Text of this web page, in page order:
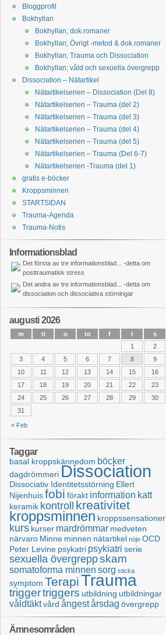
Bloggprofil
Bokhyllan
Bokhyllan; dok.romaner
Bokhyllan; Övrigt -metod & dok.romaner
Bokhyllan; Trauma och Dissociation
Bokhyllan; våld och sexuella övergrepp
Dissociation – Nätartikel
Nätartikelserien – Dissociation (Del 8)
Nätartikelserien – Trauma (del 2)
Nätartikelserien – Trauma (del 3)
Nätartikelserien – Trauma (del 4)
Nätartikelserien – Trauma (del 5)
Nätartikelserien – Trauma (Del 6-7)
Nätartikelserien -Trauma (del 1)
gratis e-böcker
Kroppsminnen
STARTSIDAN
Trauma-Agenda
Trauma-Notis
Informationsblad
Det första av tre informationsblad... -detta om
posttraumatisk stress
Det andra av tre informationsblad... -detta om
dissociation och dissociativa störningar
augusti 2026
m ti o to f l s
« Feb
1
2
3
4 5 6 7 8
9
10
11 12 13 14 15
16
17
18 19 20 21 22
23
24
25 26 27 28 29
30
31
Taggar
basal kroppskännedom böcker
dagdrömmeri Dissociation
Dissociativ Identitetsstörning Ellert
Nijenhuisfobi förakt information katt
keramik kontroll kreativitet
kroppsminnen kroppssensationer
kurs kurser mardrömmar medveten
närvaro Minne minnen nätartikel nöje OCD
Peter Levine psykatri psykiatri serie
sexuella övergreppskam
somatoforma minnen sorg sticka
symptom TerapiTrauma
triggertriggers utbildning utbildningar
våldtäktvård ångestårsdag övergrepp
Ämnesområden